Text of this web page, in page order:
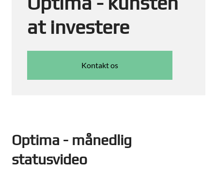
at investere
Kontakt os
Optima - månedlig
statusvideo